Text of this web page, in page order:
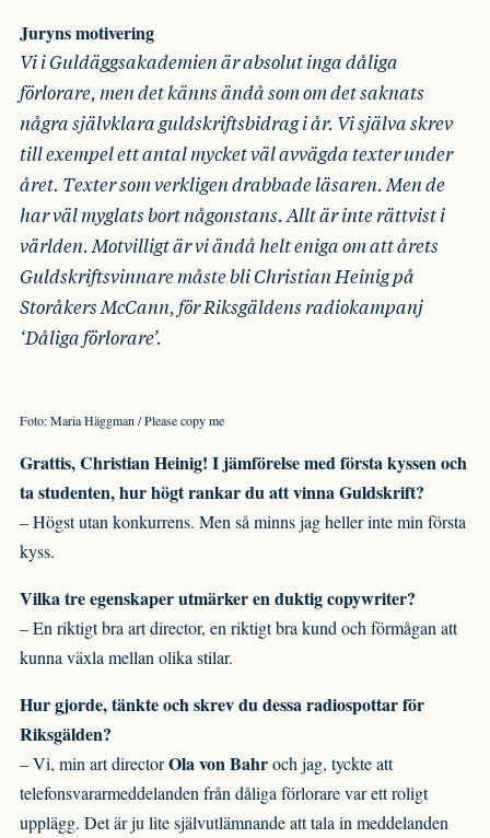
Juryns motivering
Vi i Guldäggsakademien är absolut inga dåliga
förlorare, men det känns ändå som om det saknats
några självklara guldskriftsbidrag i år. Vi själva skrev
till exempel ett antal mycket väl avvägda texter under
året. Texter som verkligen drabbade läsaren. Men de
har väl myglats bort någonstans. Allt är inte rättvist i
världen. Motvilligt är vi ändå helt eniga om att årets
Guldskriftsvinnare måste bli Christian Heinig på
Storåkers McCann, för Riksgäldens radiokampanj
‘Dåliga förlorare’.
Foto: Maria Häggman / Please copy me
Grattis, Christian Heinig! I jämförelse med första kyssen och
ta studenten, hur högt rankar du att vinna Guldskrift?
– Högst utan konkurrens. Men så minns jag heller inte min första
kyss.
Vilka tre egenskaper utmärker en duktig copywriter?
– En riktigt bra art director, en riktigt bra kund och förmågan att
kunna växla mellan olika stilar.
Hur gjorde, tänkte och skrev du dessa radiospottar för
Riksgälden?
– Vi, min art directorOla von Bahroch jag, tyckte att
telefonsvararmeddelanden från dåliga förlorare var ett roligt
upplägg. Det är ju lite självutlämnande att tala in meddelanden